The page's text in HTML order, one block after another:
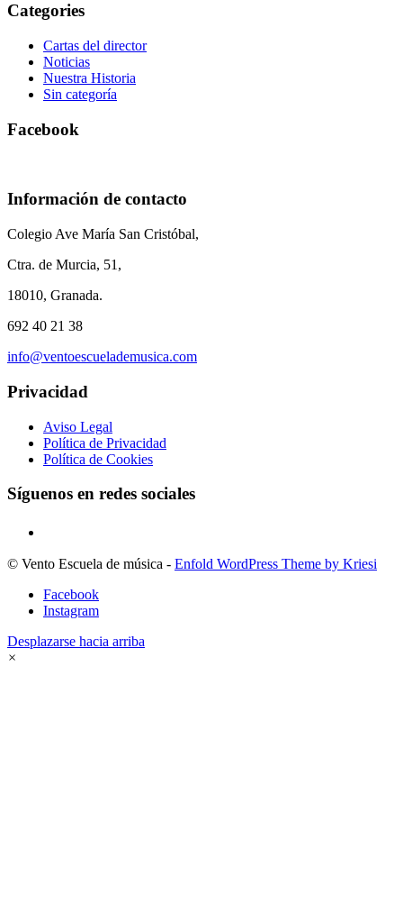
Categories
Cartas del director
Noticias
Nuestra Historia
Sin categoría
Facebook
Información de contacto
Colegio Ave María San Cristóbal,
Ctra. de Murcia, 51,
18010, Granada.
692 40 21 38
info@ventoescuelademusica.com
Privacidad
Aviso Legal
Política de Privacidad
Política de Cookies
Síguenos en redes sociales
© Vento Escuela de música - Enfold WordPress Theme by Kriesi
Facebook
Instagram
Desplazarse hacia arriba
×